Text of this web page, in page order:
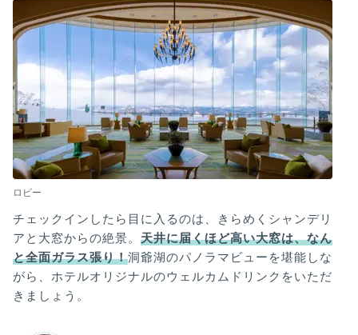
ロビー
チェックインしたら目に入るのは、きらめくシャンデリ
アと大窓からの絶景。天井に届くほど高い大窓は、なん
と全面ガラス張り！洞爺湖のパノラマビューを堪能しな
がら、ホテルオリジナルのウェルカムドリンクをいただ
きましょう。